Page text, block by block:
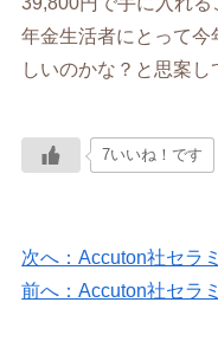
年金生活者にとって
しいのかな？と思案し
7いいね！です
次へ：Accuton社セラ
前へ：Accuton社セラ